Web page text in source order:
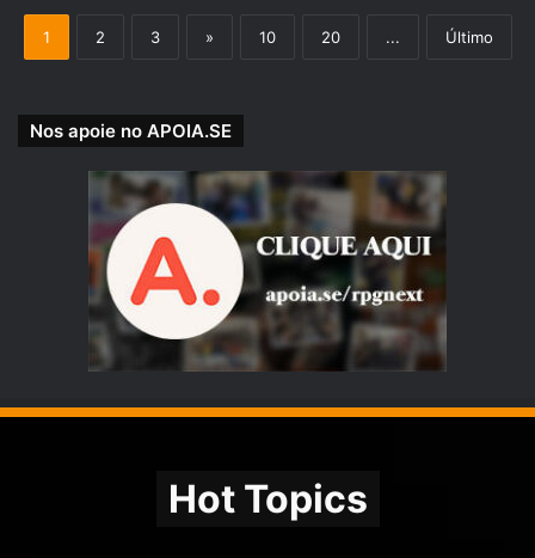
1 2 3 » 10 20 ... Último
Nos apoie no APOIA.SE
Hot Topics